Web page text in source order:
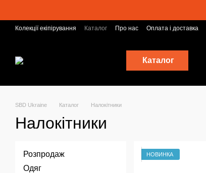
Колекції екіпірування Каталог Про нас Оплата і доставка
Каталог
SBD Ukraine Каталог Налокітники
Налокітники
НОВИНКА
Розпродаж
Одяг